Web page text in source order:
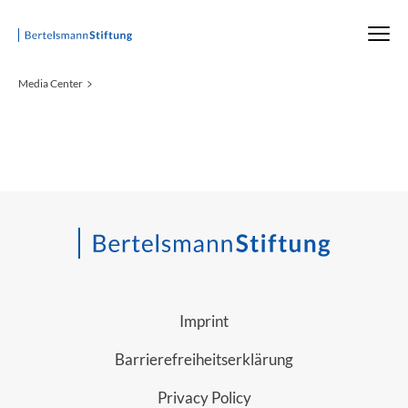
Startseite
Media Center
Imprint
Barrierefreiheitserklärung
Privacy Policy